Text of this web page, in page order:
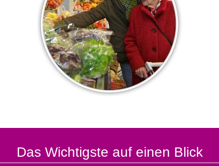
Das Wichtigste auf einen Blick